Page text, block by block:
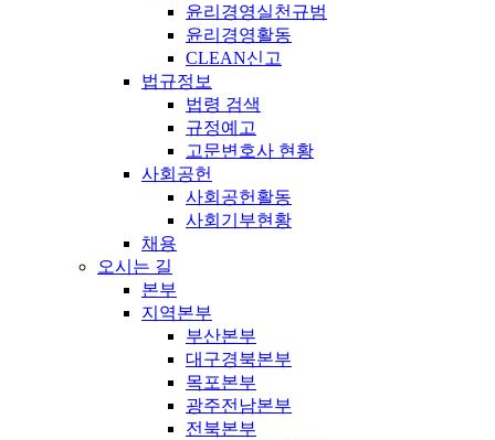
윤리경영실천규범
윤리경영활동
CLEAN신고
법규정보
법령 검색
규정예고
고문변호사 현황
사회공헌
사회공헌활동
사회기부현황
채용
오시는 길
본부
지역본부
부산본부
대구경북본부
목포본부
광주전남본부
전북본부